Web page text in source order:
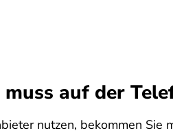
auf der
nutzen, bekommen